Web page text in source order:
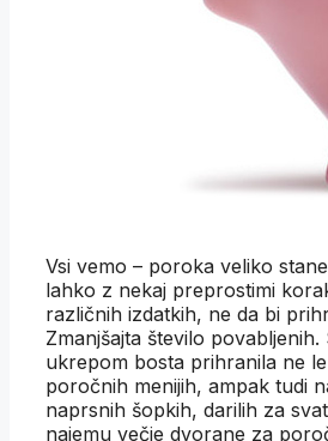
Vsi vemo – poroka veliko
lahko z nekaj preprostimi
različnih izdatkih, ne da bi
Zmanjšajta število
ukrepom bosta prihranila ne
poročnih menijih, ampak tudi
naprsnih šopkih, darilih za
najemu večje dvorane za